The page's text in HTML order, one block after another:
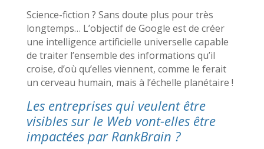
Science-fiction ? Sans doute plus pour très
longtemps… L’objectif de Google est de créer
une intelligence artificielle universelle capable
de traiter l’ensemble des informations qu’il
croise, d’où qu’elles viennent, comme le ferait
un cerveau humain, mais à l’échelle planétaire !
Les entreprises qui veulent être
visibles sur le Web vont-elles être
impactées par RankBrain ?